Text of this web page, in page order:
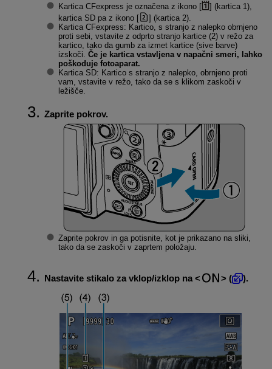
Kartica CFexpress je označena z ikono [
] (kartica 1),
kartica SD pa z ikono [
] (kartica 2).
Kartica CFexpress: Kartico, s stranjo z nalepko obrnjeno
proti sebi, vstavite z odprto stranjo kartice (2) v režo za
kartico, tako da gumb za izmet kartice (sive barve)
izskoči. Če je kartica vstavljena v napačni smeri, lahko
poškoduje fotoaparat.
Kartica SD: Kartico s stranjo z nalepko, obrnjeno proti
vam, vstavite v režo, tako da se s klikom zaskoči v
ležišče.
Zaprite pokrov.
Zaprite pokrov in ga potisnite, kot je prikazano na sliki,
tako da se zaskoči v zaprtem položaju.
Nastavite stikalo za vklop/izklop na ( ).